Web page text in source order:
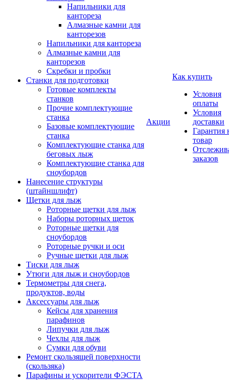
Напильники для
кантореза
Алмазные камни для
канторезов
Напильники для кантореза
Алмазные камни для
канторезов
Скребки и пробки
Станки для подготовки
Готовые комплекты
станков
Прочие комплектующие
станка
Базовые комплектующие
станка
Комплектующие станка для
беговых лыж
Комплектующие станка для
сноубордов
Нанесение структуры
(штайншлифт)
Щетки для лыж
Роторные щетки для лыж
Наборы роторных щеток
Роторные щетки для
сноубордов
Роторные ручки и оси
Ручные щетки для лыж
Тиски для лыж
Утюги для лыж и сноубордов
Термометры для снега,
продуктов, воды
Аксессуары для лыж
Кейсы для хранения
парафинов
Липучки для лыж
Чехлы для лыж
Сумки для обуви
Ремонт скользящей поверхности
(скользяка)
Парафины и ускорители ФЭСТА
Акции
Как купить
Условия
оплаты
Условия
доставки
Гарантия
товар
заказов